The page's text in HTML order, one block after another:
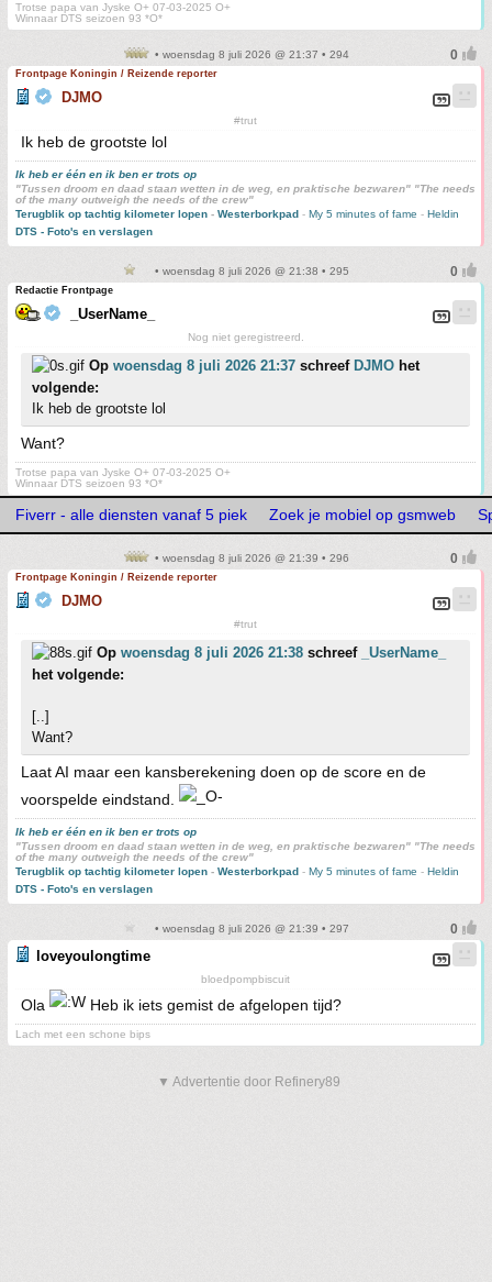
Trotse papa van Jyske O+ 07-03-2025 O+
Winnaar DTS seizoen 93 *O*
• woensdag 8 juli 2026 @ 21:37 • 294
Frontpage Koningin / Reizende reporter
DJMO
#trut
Ik heb de grootste lol
Ik heb er één en ik ben er trots op
"Tussen droom en daad staan wetten in de weg, en praktische bezwaren" "The needs
of the many outweigh the needs of the crew"
Terugblik op tachtig kilometer lopen - Westerborkpad - My 5 minutes of fame - Heldin
DTS - Foto's en verslagen
• woensdag 8 juli 2026 @ 21:38 • 295
Redactie Frontpage
_UserName_
Nog niet geregistreerd.
Op woensdag 8 juli 2026 21:37 schreef DJMO het
volgende:
Ik heb de grootste lol
Want?
Trotse papa van Jyske O+ 07-03-2025 O+
Winnaar DTS seizoen 93 *O*
Fiverr - alle diensten vanaf 5 piek Zoek je mobiel op gsmweb
• woensdag 8 juli 2026 @ 21:39 • 296
Frontpage Koningin / Reizende reporter
DJMO
#trut
Op woensdag 8 juli 2026 21:38 schreef
_UserName_
het volgende:
[..]
Want?
Laat AI maar een kansberekening doen op de score en de
voorspelde eindstand.
Ik heb er één en ik ben er trots op
"Tussen droom en daad staan wetten in de weg, en praktische bezwaren" "The needs
of the many outweigh the needs of the crew"
Terugblik op tachtig kilometer lopen - Westerborkpad - My 5 minutes of fame - Heldin
DTS - Foto's en verslagen
• woensdag 8 juli 2026 @ 21:39 • 297
loveyoulongtime
bloedpompbiscuit
Ola Heb ik iets gemist de afgelopen tijd?
Lach met een schone bips
▼ Advertentie door Refinery89